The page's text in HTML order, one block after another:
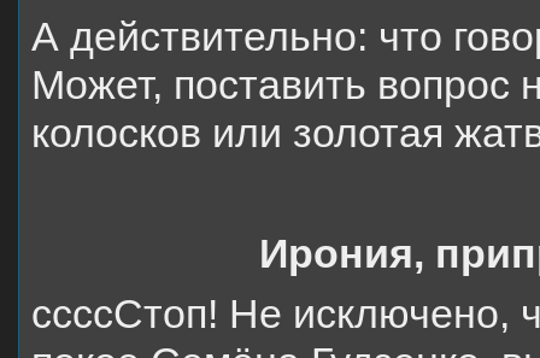
А действительно: что
Может, поставить вопрос
колосков или золотая
Ирония,
ссссСтоп! Не исключено,